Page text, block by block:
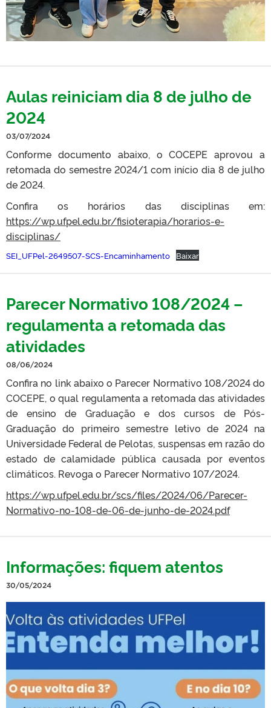
Aulas reiniciam dia 8 de julho de
2024
03/07/2024
Conforme documento abaixo, o COCEPE aprovou a
retomada do semestre 2024/1 com início dia 8 de julho
de 2024.
Confira os horários das disciplinas em:
https://wp.ufpel.edu.br/fisioterapia/horarios-e-
disciplinas/
SEI_UFPel-2649507-SCS-Encaminhamento Baixar
Parecer Normativo 108/2024 –
regulamenta a retomada das
atividades
08/06/2024
Confira no link abaixo o Parecer Normativo 108/2024 do
COCEPE, o qual regulamenta a retomada das atividades
de ensino de Graduação e dos cursos de Pós-
Graduação do primeiro semestre letivo de 2024 na
Universidade Federal de Pelotas, suspensas em razão do
estado de calamidade pública causada por eventos
climáticos. Revoga o Parecer Normativo 107/2024.
https://wp.ufpel.edu.br/scs/files/2024/06/Parecer-
Normativo-no-108-de-06-de-junho-de-2024.pdf
Informações: fiquem atentos
30/05/2024